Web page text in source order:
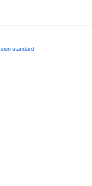
standard